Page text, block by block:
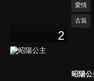
2
愛情
古裝
昭陽公